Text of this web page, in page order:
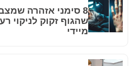
8 סימני אזהרה
שהגוף זקוק לניקוי
מיידי